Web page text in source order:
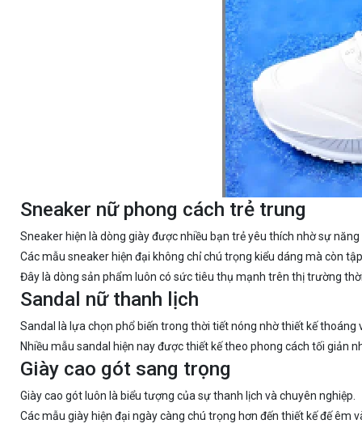
Sneaker nữ phong cách trẻ trung
Sneaker hiện là dòng giày được nhiều bạn trẻ yêu thích nhờ sự năng
Các mẫu sneaker hiện đại không chỉ chú trọng kiểu dáng mà còn
Đây là dòng sản phẩm luôn có sức tiêu thụ mạnh trên thị trường
Sandal nữ thanh lịch
Sandal là lựa chọn phổ biến trong thời tiết nóng nhờ thiết kế thoáng
Nhiều mẫu sandal hiện nay được thiết kế theo phong cách tối giản
Giày cao gót sang trọng
Giày cao gót luôn là biểu tượng của sự thanh lịch và chuyên nghiệp.
Các mẫu giày hiện đại ngày càng chú trọng hơn đến thiết kế đế